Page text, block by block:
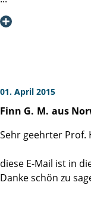
Jeg er mektig
Svært
problemer. Hele
den beste
operasjon.
01. April 2015
Finn G. M. aus
Sehr geehrter Prof.
diese E-Mail ist in
Danke schön zu